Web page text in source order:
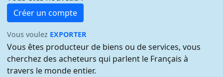
Créer un compte
Vous voulez EXPORTER
Vous êtes producteur de biens ou de services, vous
cherchez des acheteurs qui parlent le Français à
travers le monde entier.